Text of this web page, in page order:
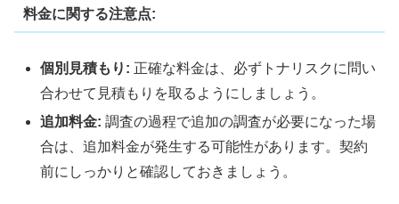
料金に関する注意点:
個別見積もり: 正確な料金は、必ずトナリスクに問い
合わせて見積もりを取るようにしましょう。
追加料金: 調査の過程で追加の調査が必要になった場
合は、追加料金が発生する可能性があります。契約
前にしっかりと確認しておきましょう。